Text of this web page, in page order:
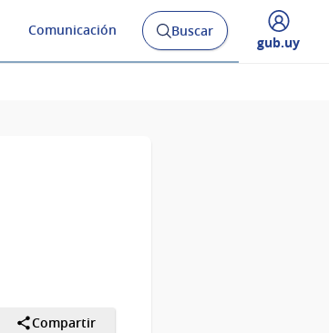
Comunicación
Abrir
buscador
Buscar
Desplegar
gub.uy
Compartir